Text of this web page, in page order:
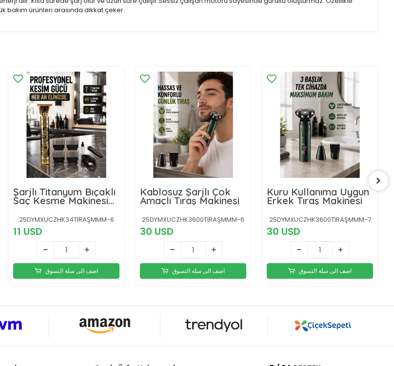
bakım ürünleri arasında dikkat çeker.
Şarjlı Titanyum Bıçaklı
Saç Kesme Makinesi
Yeni Nesil
25DYMXUCZHK34TIRAŞMMM-6
11 USD
اضف الى سلة التسوق
Kablosuz Şarjlı Çok
Amaçlı Tıraş Makinesi
25DYMXUCZHK3600TIRAŞMMM-6
30 USD
اضف الى سلة التسوق
Kuru Kullanıma Uygun
Erkek Tıraş Makinesi
25DYMXUCZHK3600TIRAŞMMM-7
30 USD
اضف الى سلة التسوق